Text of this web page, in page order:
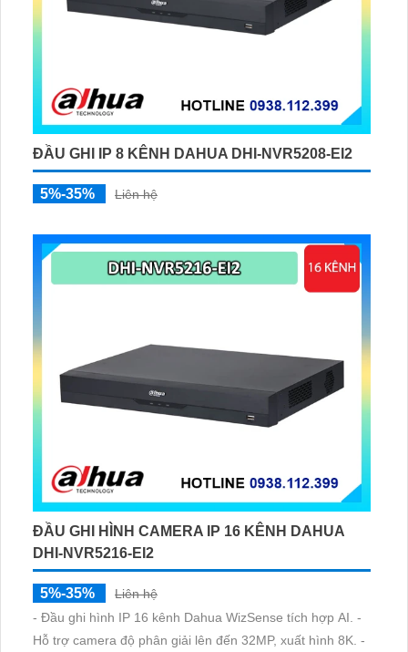
ĐẦU GHI IP 8 KÊNH DAHUA DHI-NVR5208-EI2
5%-35% Liên hệ
ĐẦU GHI HÌNH CAMERA IP 16 KÊNH DAHUA
DHI-NVR5216-EI2
5%-35%
Liên hệ
- Đầu ghi hình IP 16 kênh Dahua WizSense tích hợp AI. -
Hỗ trợ camera độ phân giải lên đến 32MP, xuất hình 8K. -